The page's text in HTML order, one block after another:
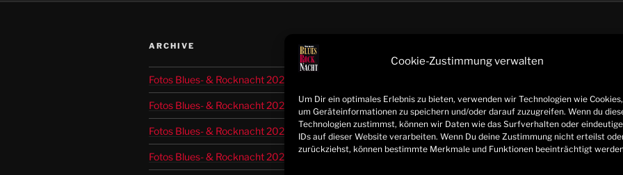
Cookie-Zustimmung verwalten
Um Dir ein optimales Erlebnis zu bieten, verwenden wir Technologien wie Cookies,
um Geräteinformationen zu speichern und/oder darauf zuzugreifen. Wenn du
Technologien zustimmst, können wir Daten wie das Surfverhalten oder eindeutige
IDs auf dieser Website verarbeiten. Wenn Du deine Zustimmung nicht erteilst
zurückziehst, können bestimmte Merkmale und Funktionen beeinträchtigt
ARCHIVE
Fotos Blues- & Rocknacht 2025
Fotos Blues- & Rocknacht 2024
Fotos Blues- & Rocknacht 2023
Fotos Blues- & Rocknacht 2022